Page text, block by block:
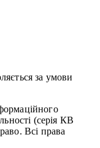
за умови
(серія КВ
Всі права